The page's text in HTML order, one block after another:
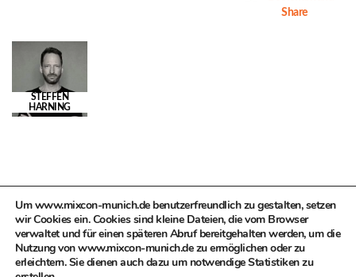
STEFFEN
HARNING
PREV NEXT
Um www.mixcon-munich.de benutzerfreundlich zu gestalten, setzen
wir Cookies ein. Cookies sind kleine Dateien, die vom Browser
verwaltet und für einen späteren Abruf bereitgehalten werden, um die
Nutzung von www.mixcon-munich.de zu ermöglichen oder zu
erleichtern. Sie dienen auch dazu um notwendige Statistiken zu